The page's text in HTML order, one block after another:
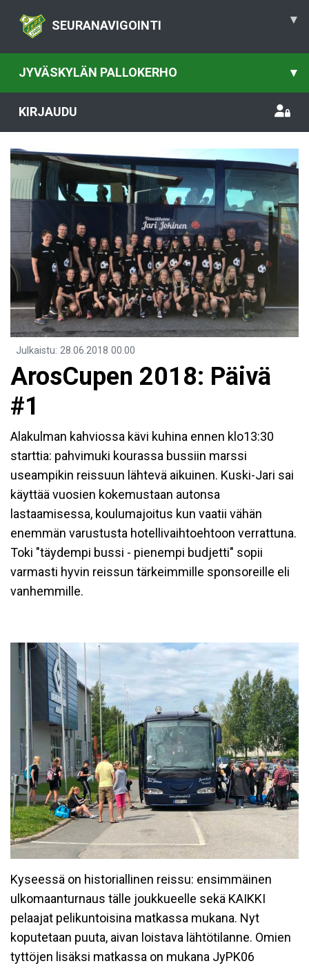
SEURANAVIGOINTI ▾
JYVÄSKYLÄN PALLOKERHO ▾
KIRJAUDU
Julkaistu: 28.06.2018 00.00
ArosCupen 2018: Päivä
#1
Alakulman kahviossa kävi kuhina ennen klo13:30
starttia: pahvimuki kourassa bussiin marssi
useampikin reissuun lähtevä aikuinen. Kuski-Jari sai
käyttää vuosien kokemustaan autonsa
lastaamisessa, koulumajoitus kun vaatii vähän
enemmän varustusta hotellivaihtoehtoon verrattuna.
Toki "täydempi bussi - pienempi budjetti" sopii
varmasti hyvin reissun tärkeimmille sponsoreille eli
vanhemmille.
Kyseessä on historiallinen reissu: ensimmäinen
ulkomaanturnaus tälle joukkueelle sekä KAIKKI
pelaajat pelikuntoisina matkassa mukana. Nyt
koputetaan puuta, aivan loistava lähtötilanne. Omien
tyttöjen lisäksi matkassa on mukana JyPK06